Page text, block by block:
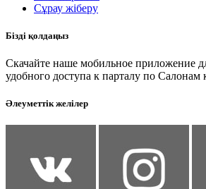
Сұрау жіберу
Бізді қолдаңыз
Скачайте наше мобильное приложение
удобного доступа к парталу по Салонам
Әлеуметтік желілер